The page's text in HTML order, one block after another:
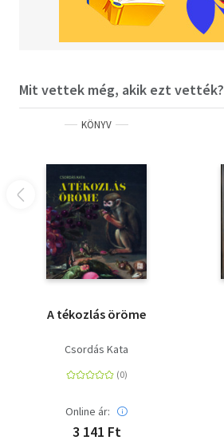
Mit vettek még, akik ezt vették?
KÖNYV
A tékozlás öröme
Csordás Kata
Online ár:
3 141 Ft